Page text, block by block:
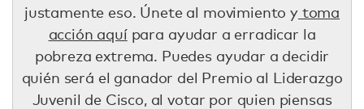
justamente eso. Únete al movimiento ytoma
acción aquípara ayudar a erradicar la
pobreza extrema. Puedes ayudar a decidir
quién será el ganador del Premio al Liderazgo
Juvenil de Cisco, al votar por quien piensas